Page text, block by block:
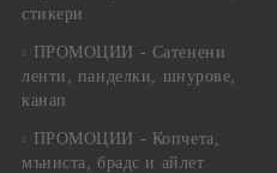
стикери
ПРОМОЦИИ - Сатенени
ленти, панделки, шнурове,
канап
ПРОМОЦИИ - Копчета,
мъниста, брадс и айлет